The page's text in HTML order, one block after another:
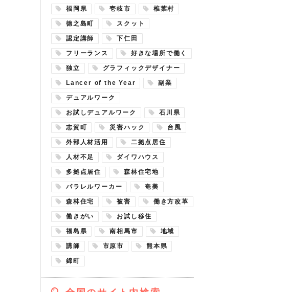
福岡県 壱岐市 椎葉村
徳之島町 スクット
認定講師 下仁田
フリーランス 好きな場所で働く
独立 グラフィックデザイナー
Lancer of the Year 副業
デュアルワーク
お試しデュアルワーク 石川県
志賀町 災害ハック 台風
外部人材活用 二拠点居住
人材不足 ダイワハウス
多拠点居住 森林住宅地
パラレルワーカー 奄美
森林住宅 被害 働き方改革
働きがい お試し移住
福島県 南相馬市 地域
講師 市原市 熊本県
錦町